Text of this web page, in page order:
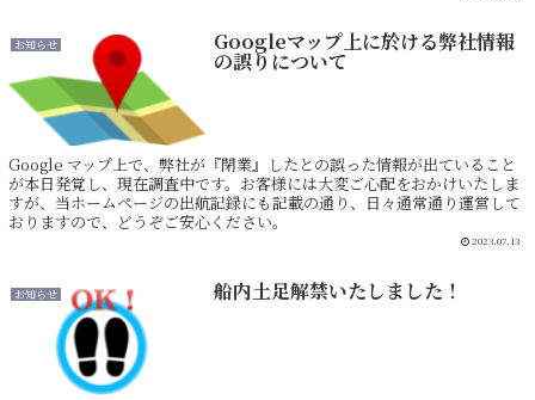
お知らせ Googleマップ上に於ける弊社情報
の誤りについて
Google マップ上で、弊社が『閉業』したとの誤った情報が出ていること
が本日発覚し、現在調査中です。お客様には大変ご心配をおかけいたしま
すが、当ホームページの出航記録にも記載の通り、日々通常通り運営して
おりますので、どうぞご安心ください。
2023.07.13
お知らせ 船内土足解禁いたしました！